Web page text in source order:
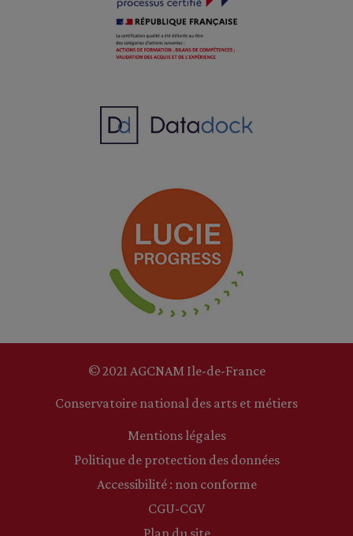
© 2021 AGCNAM Ile-de-France
Conservatoire national des arts et métiers
Mentions légales
Politique de protection des données
Accessibilité : non conforme
CGU-CGV
Plan du site